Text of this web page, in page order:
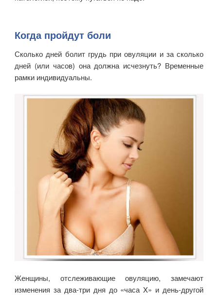
Когда пройдут боли
Сколько дней болит грудь при овуляции и за сколько
дней (или часов) она должна исчезнуть? Временные
рамки индивидуальны.
Женщины, отслеживающие овуляцию, замечают
изменения за два-три дня до «часа X» и день-другой